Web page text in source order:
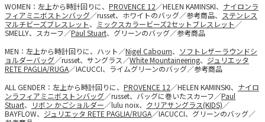
WOMEN：左上から時計回りに、 PROVENCE 12／HELEN KAMINSKI、 ナイロンラ
フィアミニボストンバッグ／russet、ホワイトのバッグ／参考商品、
ステンレス
マルチビーズブレスレット、 ミックスカラービーズ2セットブレスレット ／
SMELLY、スカーフ／Paul Stuart、グリーンのバッグ／参考商品
MEN：左上から時計回りに、ハット／Nigel Cabourn、 ソフトレザーラウンドシ
ョルダーバッグ／russet、サングラス／White Mountaineering、 ジュリエッタ
RETE PAGLIA/RUGA／IACUCCI、ライムグリーンのバッグ／参考商品
ALL GENDER：左上から時計回りに、 PROVENCE 12／HELEN KAMINSKI、 ナイロ
ンラフィアミニボストンバッグ／russet、バッグに巻いたスカーフ／Paul
Stuart、 リボン かごショルダー／lulu noix、 クリアサングラス(KIDS)／
BAYFLOW、 ジュリエッタ RETE PAGLIA/RUGA／IACUCCI、グリーンのバッグ／